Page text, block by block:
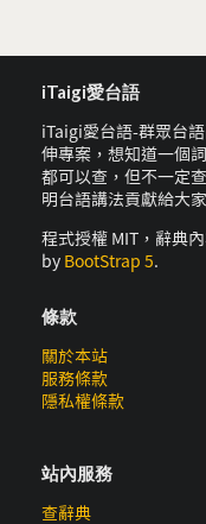
iTaigi愛台語
iTaigi愛台語-群眾台
伸專案，想知道一個
都可以查，但不一定
明台語講法貢獻給大
程式授權 MIT，辭典
by BootStrap 5.
條款
關於本站
服務條款
隱私權條款
站內服務
查辭典